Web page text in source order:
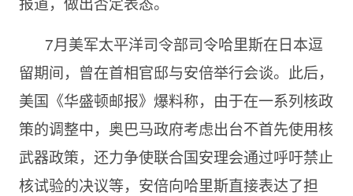
7月美军太平洋司令部司令哈里斯在日本逗
留期间，曾在首相官邸与安倍举行会谈。此后，
美国《华盛顿邮报》爆料称，由于在一系列核政
策的调整中，奥巴马政府考虑出台不首先使用核
武器政策，还力争使联合国安理会通过呼吁禁止
核试验的决议等，安倍向哈里斯直接表达了担